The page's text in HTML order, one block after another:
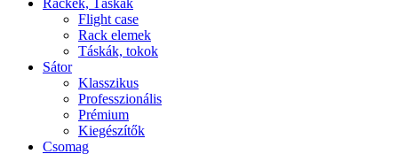
Rackek, Táskák
Flight case
Rack elemek
Táskák, tokok
Sátor
Klasszikus
Professzionális
Prémium
Kiegészítők
Csomag